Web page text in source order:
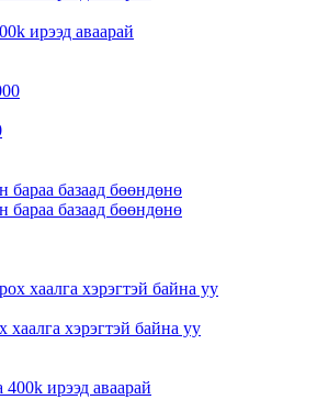
ирээд аваарай
базаад бөөндөнө
базаад бөөндөнө
хэрэгтэй байна уу